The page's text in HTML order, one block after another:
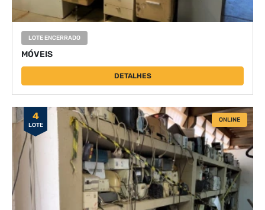
LOTE ENCERRADO
MÓVEIS
DETALHES
4
LOTE
ONLINE